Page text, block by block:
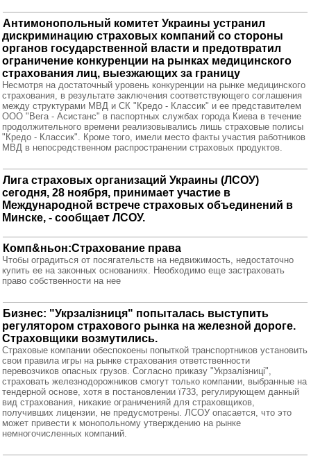
Антимонопольный комитет Украины устранил
дискриминацию страховых компаний со стороны
органов государственной власти и предотвратил
ограничение конкуренции на рынках медицинского
страхования лиц, выезжающих за границу
Несмотря на достаточный уровень конкуренции на рынке медицинского
страхования, в результате заключения соответствующего соглашения
между структурами МВД и СК "Кредо - Классик" и ее представителем
ООО "Вега - Асистанс" в паспортных службах города Киева в течение
продолжительного времени реализовывались лишь страховые полисы
"Кредо - Классик". Кроме того, имели место факты участия работников
МВД в непосредственном распространении страховых продуктов.
Лига страховых организаций Украины (ЛСОУ)
сегодня, 28 ноября, принимает участие в
Международной встрече страховых объединений в
Минске, - сообщает ЛСОУ.
Комп&ньон:Страхование права
Чтобы оградиться от посягательств на недвижимость, недостаточно
купить ее на законных основаниях. Необходимо еще застраховать
право собственности на нее
Бизнес: "Укрзалiзниця" попыталась выступить
регулятором страхового рынка на железной дороге.
Страховщики возмутились.
Страховые компании обеспокоены попыткой транспортников установить
свои правила игры на рынке страхования ответственности
перевозчиков опасных грузов. Согласно приказу "Укрзалiзницi",
страховать железнодорожников смогут только компании, выбранные на
тендерной основе, хотя в постановлении ї733, регулирующем данный
вид страхования, никакие ограниченияй для страховщиков,
получивших лицензии, не предусмотрены. ЛСОУ опасается, что это
может привести к монопольному утверждению на рынке
немногочисленных компаний.